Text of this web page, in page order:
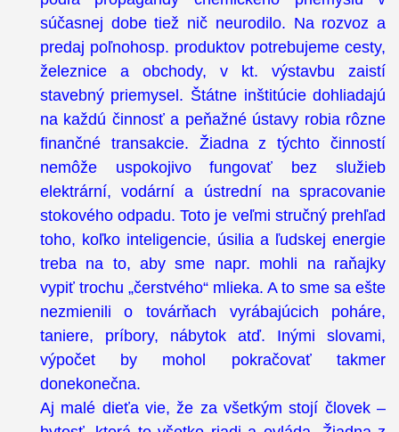
súčasnej dobe tiež nič neurodilo. Na rozvoz a
predaj poľnohosp. produktov potrebujeme cesty,
železnice a obchody, v kt. výstavbu zaistí
stavebný priemysel. Štátne inštitúcie dohliadajú
na každú činnosť a peňažné ústavy robia rôzne
finančné transakcie. Žiadna z týchto činností
nemôže uspokojivo fungovať bez služieb
elektrární, vodární a ústrední na spracovanie
stokového odpadu. Toto je veľmi stručný prehľad
toho, koľko inteligencie, úsilia a ľudskej energie
treba na to, aby sme napr. mohli na raňajky
vypiť trochu „čerstvého“ mlieka. A to sme sa ešte
nezmienili o továrňach vyrábajúcich poháre,
taniere, príbory, nábytok atď. Inými slovami,
výpočet by mohol pokračovať takmer
donekonečna.
Aj malé dieťa vie, že za všetkým stojí človek –